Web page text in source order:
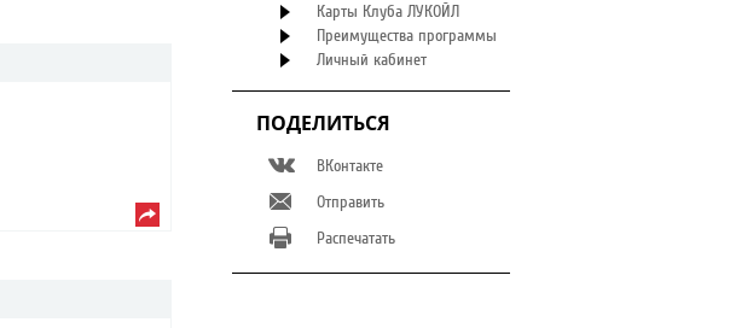
Карты Клуба ЛУКОЙЛ
Преимущества программы
Личный кабинет
ПОДЕЛИТЬСЯ
ВКонтакте
Отправить
Распечатать